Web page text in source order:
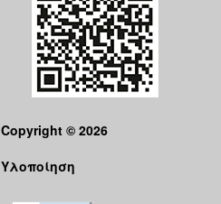
Copyright © 2026
Υλοποίηση